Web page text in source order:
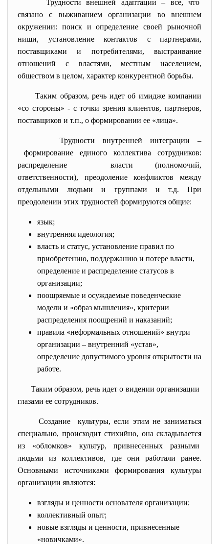
Трудности внешней адаптации – все, что
связано с выживанием организации во внешнем
окружении: поиск и определение своей рыночной
ниши, установление контактов с партнерами,
поставщиками и потребителями, выстраивание
отношений с властями, местным населением,
обществом в целом, характер конкурентной борьбы.
Таким образом, речь идет об имидже компании
«со стороны» - с точки зрения клиентов, партнеров,
поставщиков и т.п., о формировании ее «лица».
Трудности внутренней интеграции –
формирование единого коллектива сотрудников:
распределение власти (полномочий,
ответственности), преодоление конфликтов между
отдельными людьми и группами и т.д. При
преодолении этих трудностей формируются общие:
язык;
внутренняя идеология;
власть и статус, установление правил по
приобретению, поддержанию и потере власти,
определение и распределение статусов в
организации;
поощряемые и осуждаемые поведенческие
модели и «образ мышления», критерии
распределения поощрений и наказаний;
правила «неформальных отношений» внутри
организации – внутренний «устав»,
определение допустимого уровня открытости на
работе.
Таким образом, речь идет о видении организации
глазами ее сотрудников.
Создание культуры, если этим не заниматься
специально, происходит стихийно, она складывается
из «обломков» культур, привнесенных разными
людьми из коллективов, где они работали ранее.
Основными источниками формирования культуры
организации являются:
взгляды и ценности основателя организации;
коллективный опыт;
новые взгляды и ценности, привнесенные
«новичками».